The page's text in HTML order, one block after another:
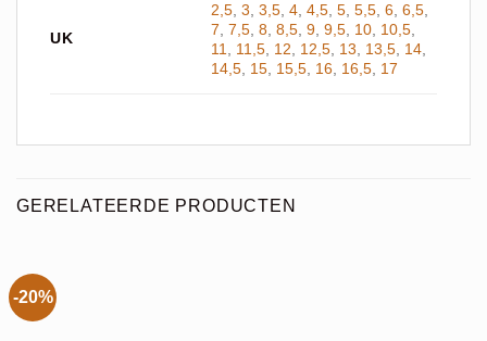
UK
2,5 ,3 ,3,5 ,4 ,4,5 ,5 ,5,5 ,6 ,6,5
7 ,7,5 ,8 ,8,5 ,9 ,9,5 10 10,5
11
11,5 12 12,5 13 13,5 14
14,5 15 15,5 16 16,5 17
GERELATEERDE PRODUCTEN
-20%